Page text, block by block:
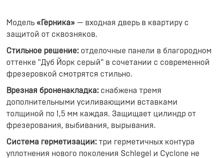
Модель «Герника» — входная дверь в квартиру с
защитой от сквозняков.
Стильное решение: отделочные панели в благородном
оттенке "Дуб Йорк серый" в сочетании с современной
фрезеровкой смотрятся стильно.
Врезная броненакладка: снабжена тремя
дополнительными усиливающими вставками
толщиной по 1,5 мм каждая. Защищает цилиндр от
фрезерования, выбивания, вырывания.
Система герметизации: три герметичных контура
уплотнения нового поколения Schlegel и Cyclone не